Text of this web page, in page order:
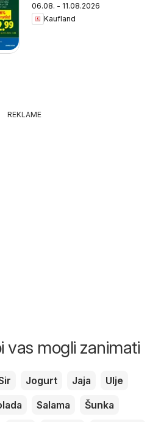
06.08. - 11.08.2026
Kaufland
REKLAME
vas mogli zanimati
Jogurt Jaja
Ulje
Salama
Šunka